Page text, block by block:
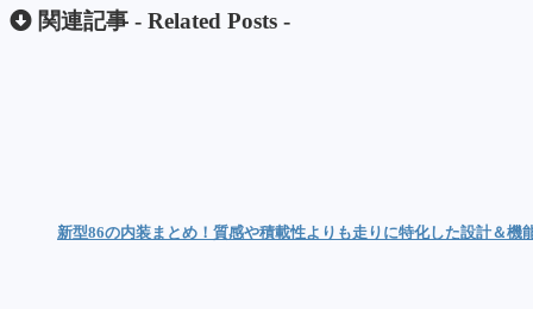
関連記事 - Related Posts -
新型86の内装まとめ！質感や積載性よりも走りに特化した設計＆機